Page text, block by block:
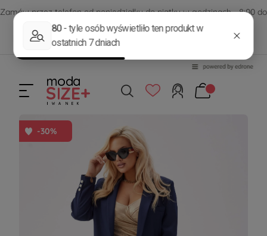
Zamów przez telefon od poniedziałku do piątku w godzinach - 8:00 do
15:00
570 390 351
sklep@modasizeplus.pl
-30%